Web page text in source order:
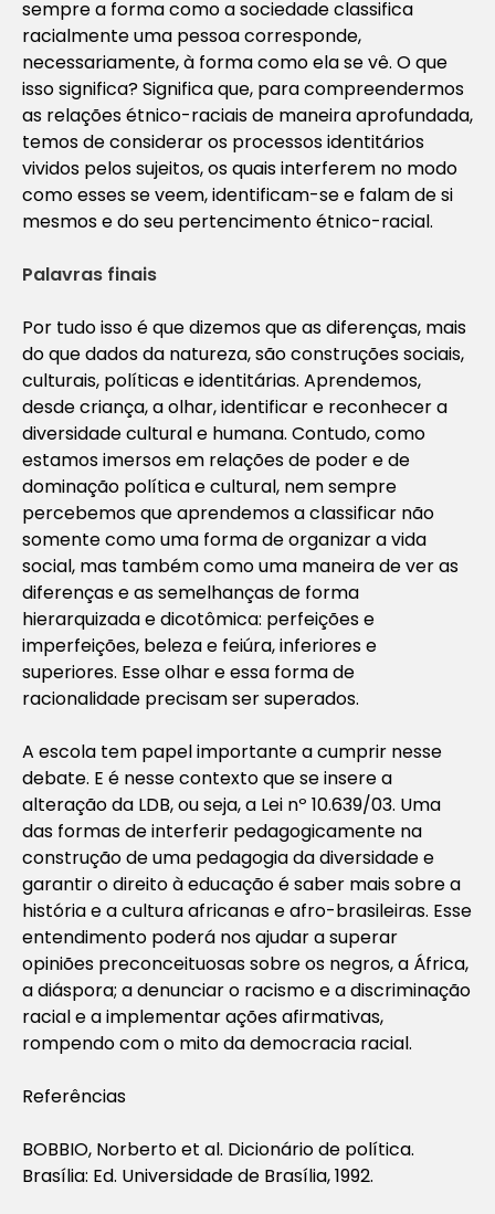
sempre a forma como a sociedade classifica
racialmente uma pessoa corresponde,
necessariamente, à forma como ela se vê. O que
isso significa? Significa que, para compreendermos
as relações étnico-raciais de maneira aprofundada,
temos de considerar os processos identitários
vividos pelos sujeitos, os quais interferem no modo
como esses se veem, identificam-se e falam de si
mesmos e do seu pertencimento étnico-racial.
Palavras finais
Por tudo isso é que dizemos que as diferenças, mais
do que dados da natureza, são construções sociais,
culturais, políticas e identitárias. Aprendemos,
desde criança, a olhar, identificar e reconhecer a
diversidade cultural e humana. Contudo, como
estamos imersos em relações de poder e de
dominação política e cultural, nem sempre
percebemos que aprendemos a classificar não
somente como uma forma de organizar a vida
social, mas também como uma maneira de ver as
diferenças e as semelhanças de forma
hierarquizada e dicotômica: perfeições e
imperfeições, beleza e feiúra, inferiores e
superiores. Esse olhar e essa forma de
racionalidade precisam ser superados.
A escola tem papel importante a cumprir nesse
debate. E é nesse contexto que se insere a
alteração da LDB, ou seja, a Lei nº 10.639/03. Uma
das formas de interferir pedagogicamente na
construção de uma pedagogia da diversidade e
garantir o direito à educação é saber mais sobre a
história e a cultura africanas e afro-brasileiras. Esse
entendimento poderá nos ajudar a superar
opiniões preconceituosas sobre os negros, a África,
a diáspora; a denunciar o racismo e a discriminação
racial e a implementar ações afirmativas,
rompendo com o mito da democracia racial.
Referências
BOBBIO, Norberto et al. Dicionário de política.
Brasília: Ed. Universidade de Brasília, 1992.